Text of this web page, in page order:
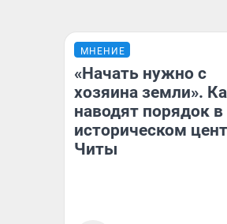
МНЕНИЕ
«Начать нужно с
хозяина земли».
наводят порядок в
историческом
Читы